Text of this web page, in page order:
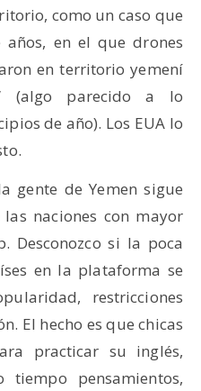
como un caso que
en el que drones
en territorio yemení
(algo parecido a lo
de año). Los EUA lo
gente de Yemen sigue
naciones con mayor
Desconozco si la poca
en la plataforma se
restricciones
El hecho es que chicas
practicar su inglés,
pensamientos,